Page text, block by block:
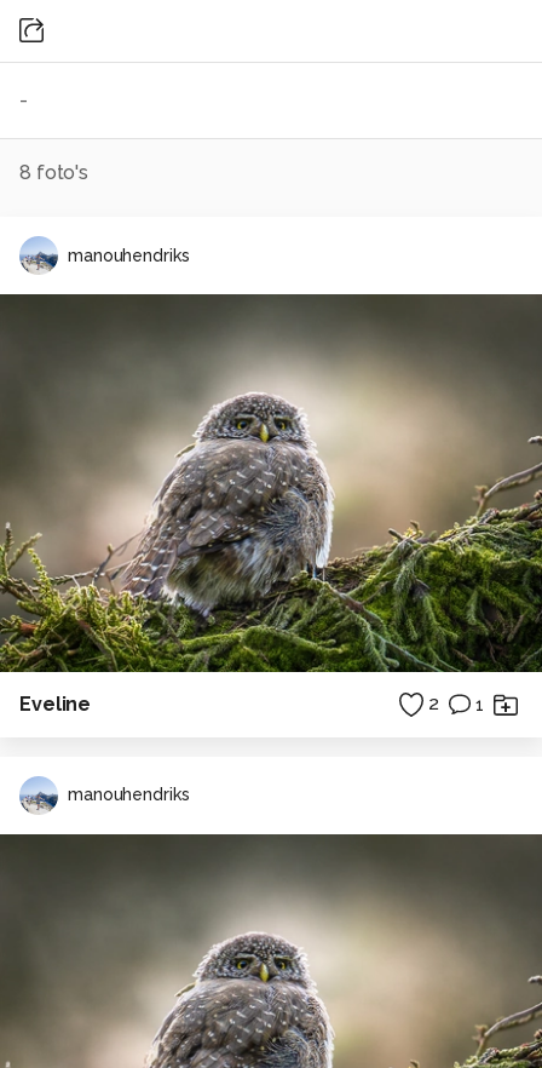
-
8 foto's
manouhendriks
Eveline 2 1
manouhendriks